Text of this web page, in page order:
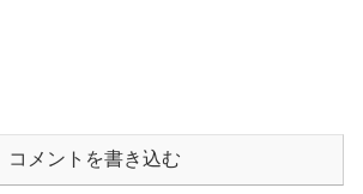
コメントを書き込む